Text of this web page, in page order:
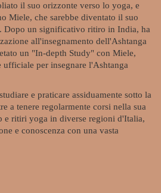
il suo orizzonte verso lo yoga, e
Miele, che sarebbe diventato il suo
Dopo un significativo ritiro in India, ha
all'insegnamento dell'Ashtanga
un "In-depth Study" con Miele,
per insegnare l'Ashtanga
e praticare assiduamente sotto la
a tenere regolarmente corsi nella sua
e ritiri yoga in diverse regioni d'Italia,
e conoscenza con una vasta